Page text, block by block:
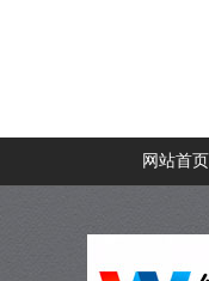
网站首页